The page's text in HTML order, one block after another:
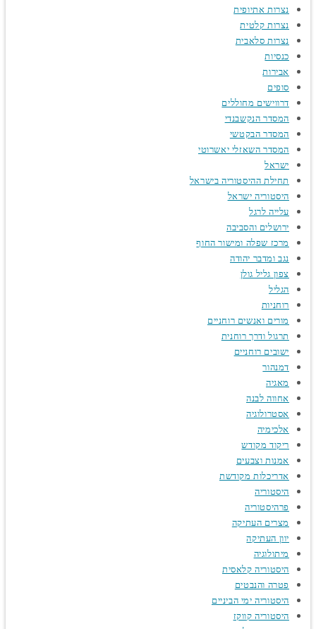
נצרות אתיופית
נצרות קלטית
נצרות סלאבית
כנסיות
אבירות
סופים
דרווישים מחוללים
המסדר הנקשבנדי
המסדר הבקטשי
המסדר השאזלי יאשרוטי
ישראל
תחילת ההיסטוריה בישראל
היסטוריה ישראל
עלייה לרגל
ירושלים והסביבה
מרכז שפלה ומישור החוף
נגב ומדבר יהודה
צפון גליל גולן
הגליל
רוחניות
מורים ואנשים רוחניים
תרגול ודרך רוחנית
ישובים רוחניים
דמנהור
מאגיה
אחווה לבנה
אסטרולוגיה
אלכימיה
ריקוד מקודש
אמנות וצבעים
אדריכלות מקודשת
היסטוריה
פרהיסטוריה
מצרים העתיקה
יוון העתיקה
מיתולוגיה
היסטוריה קלאסית
פטרה והנבטים
היסטוריה ימי הביניים
היסטוריה קווקז